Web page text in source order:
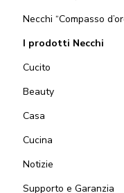
Necchi “Compasso
I prodotti Necchi
Cucito
Beauty
Casa
Cucina
Notizie
Supporto e Garanzia